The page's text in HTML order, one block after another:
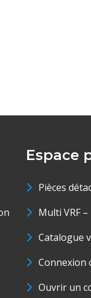
Espace
Pièces
Multi VRF –
Catalogue
Connexion
Ouvrir un